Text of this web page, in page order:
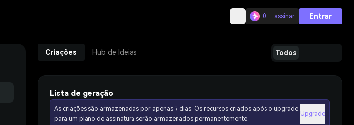
0 assinar Entrar
Criações Hub de Ideias Todos
Lista de geração
As criações são armazenadas por apenas 7 dias. Os recursos criados após o upgrade
para um plano de assinatura serão armazenados permanentemente.
Upgrade